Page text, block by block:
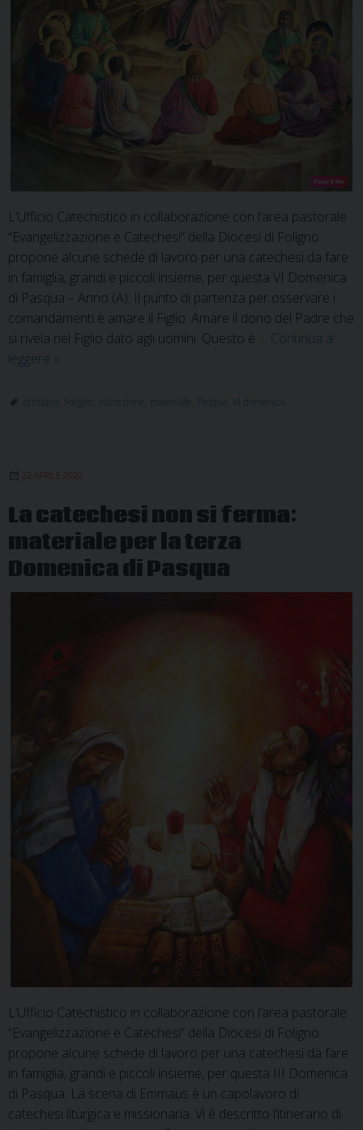
L’Ufficio Catechistico in collaborazione con l’area pastorale
“Evangelizzazione e Catechesi” della Diocesi di Foligno
propone alcune schede di lavoro per una catechesi da fare
in famiglia, grandi e piccoli insieme, per questa VI Domenica
di Pasqua – Anno (A). Il punto di partenza per osservare i
comandamenti è amare il Figlio. Amare il dono del Padre che
si rivela nel Figlio dato agli uomini. Questo è … Continua a
leggere Materiale
la
Pasqua
Anno
(A)
»
cristiana Foligno iniziazione materiale Pasqua VI domenica
22 APRILE 2020
La catechesi non si ferma:
materiale per la terza
Domenica di Pasqua
L’Ufficio Catechistico in collaborazione con l’area pastorale
“Evangelizzazione e Catechesi” della Diocesi di Foligno
propone alcune schede di lavoro per una catechesi da fare
in famiglia, grandi e piccoli insieme, per questa III Domenica
di Pasqua. La scena di Emmaus è un capolavoro di
catechesi liturgica e missionaria. Vi è descritto l’itinerario di